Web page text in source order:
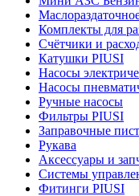
Комплекты для
Счётчики и
Катушки PIUSI
Насосы
Насосы
Ручные насосы
Фильтры PIUSI
Заправочные
Рукава
Аксессуары и
Системы
Фитинги PIUSI